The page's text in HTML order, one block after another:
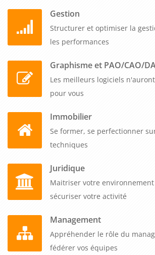
Gestion
Structurer et optimiser la
les performances
Graphisme et PAO/CAO/
Les meilleurs logiciels
pour vous
Immobilier
Se former, se perfectionner
techniques
Juridique
Maitriser votre
sécuriser votre activité
Management
Appréhender le rôle du
fédérer vos équipes